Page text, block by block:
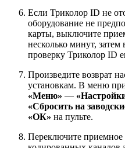
Если Триколор ID не
оборудование не
карты, выключите
несколько минут,
проверку Триколор ID
Произведите возврат
установкам. В меню
«Меню» —
«Сбросить на
«ОК» на пульте.
Переключите приемное